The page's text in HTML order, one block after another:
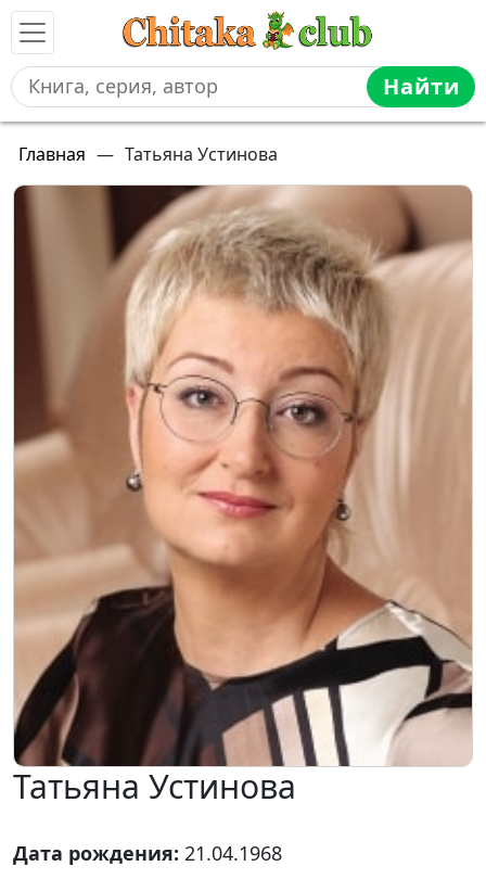
Найти
Главная — Татьяна Устинова
Татьяна Устинова
Дата рождения: 21.04.1968